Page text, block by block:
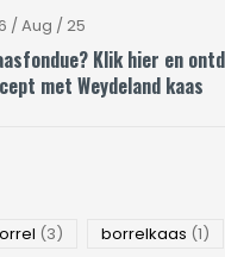
/ Aug / 25
Klik hier en
met Weydeland kaas
(3) borrelkaas (1)